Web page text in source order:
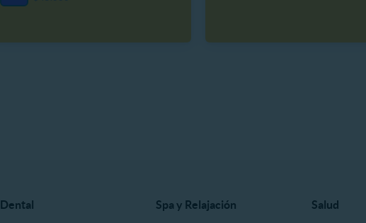
Dental Spa y Relajación Salud